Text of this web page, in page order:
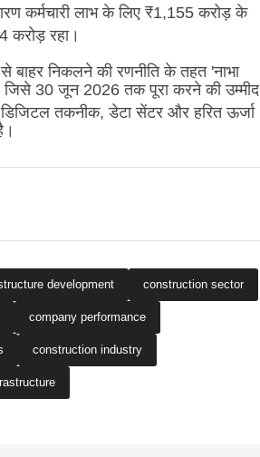
कर्मचारी लाभ के लिए ₹1,155 करोड़ के
करोड़ रहा।
बाहर निकलने की रणनीति के तहत 'नाभा
जिसे 30 जून 2026 तक पूरा करने की उम्मीद
तकनीक, डेटा सेंटर और हरित ऊर्जा
development construction sector
company performance
construction industry